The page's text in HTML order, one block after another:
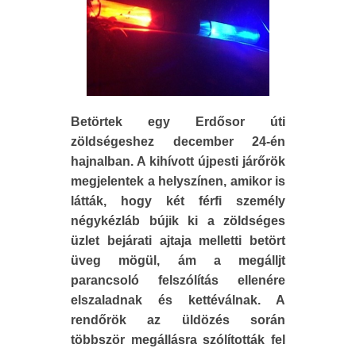
Betörtek egy Erdősor úti
zöldségeshez december 24-én
hajnalban. A kihívott újpesti járőrök
megjelentek a helyszínen, amikor is
látták, hogy két férfi személy
négykézláb bújik ki a zöldséges
üzlet bejárati ajtaja melletti betört
üveg mögül, ám a megálljt
parancsoló felszólítás ellenére
elszaladnak és kettéválnak. A
rendőrök az üldözés során
többször megállásra szólították fel